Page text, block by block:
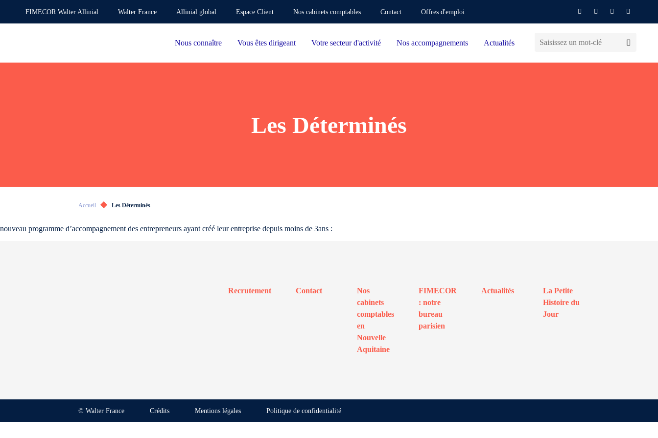
FIMECOR Walter Allinial Walter France Allinial global Espace Client Nos cabinets comptables Contact Offres d'emploi
Nous connaître Vous êtes dirigeant Votre secteur d'activité Nos accompagnements Actualités
Les Déterminés
Accueil Les Déterminés
nouveau programme d’accompagnement des entrepreneurs ayant créé leur entreprise depuis moins de 3ans :
Recrutement Contact
Nos
cabinets
comptables
en
Nouvelle
Aquitaine
FIMECOR
: notre
bureau
parisien
Actualités
La Petite
Histoire du
Jour
© Walter France Crédits Mentions légales Politique de confidentialité